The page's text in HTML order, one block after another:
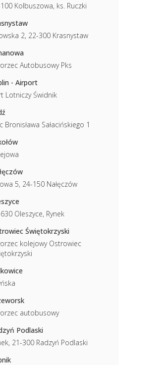
Kolbuszowa, ks. Ruczki
2, 22-300 Krasnystaw
Autobusowy Pks
- Airport
Lotniczy Świdnik
Bronisława Sałacińskiego 1
5, 24-150 Nałęczów
Oleszyce, Rynek
Świętokrzyski
kolejowy Ostrowiec
autobusowy
Podlaski
21-300 Radzyń Podlaski